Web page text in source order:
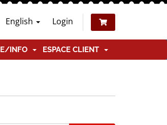
English Login
INFO ESPACE CLIENT